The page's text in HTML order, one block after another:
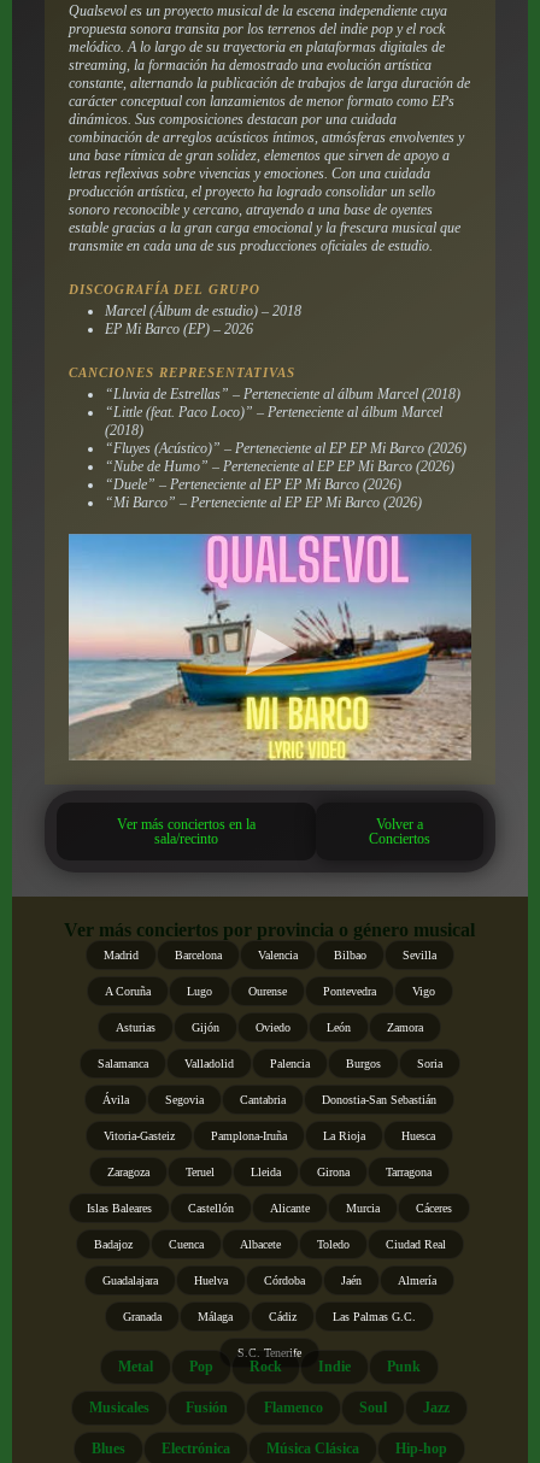
Qualsevol es un proyecto musical de la escena independiente cuya
propuesta sonora transita por los terrenos del indie pop y el rock
melódico. A lo largo de su trayectoria en plataformas digitales de
streaming, la formación ha demostrado una evolución artística
constante, alternando la publicación de trabajos de larga duración de
carácter conceptual con lanzamientos de menor formato como EPs
dinámicos. Sus composiciones destacan por una cuidada
combinación de arreglos acústicos íntimos, atmósferas envolventes y
una base rítmica de gran solidez, elementos que sirven de apoyo a
letras reflexivas sobre vivencias y emociones. Con una cuidada
producción artística, el proyecto ha logrado consolidar un sello
sonoro reconocible y cercano, atrayendo a una base de oyentes
estable gracias a la gran carga emocional y la frescura musical que
transmite en cada una de sus producciones oficiales de estudio.
DISCOGRAFÍA DEL GRUPO
Marcel(Álbum de estudio) – 2018
EP Mi Barco(EP) – 2026
CANCIONES REPRESENTATIVAS
“Lluvia de Estrellas” – Perteneciente al álbum Marcel(2018)
“Little (feat. Paco Loco)” – Perteneciente al álbum Marcel
(2018)
“Fluyes (Acústico)” – Perteneciente al EP EP Mi Barco(2026)
“Nube de Humo” – Perteneciente al EP EP Mi Barco(2026)
“Duele” – Perteneciente al EP EP Mi Barco(2026)
“Mi Barco” – Perteneciente al EP EP Mi Barco(2026)
Ver más conciertos en la
sala/recinto
Volver a
Conciertos
Ver más conciertos por provincia o género musical
Madrid Barcelona Valencia Bilbao Sevilla
A Coruña Lugo Ourense Pontevedra Vigo
Asturias Gijón Oviedo León Zamora
Salamanca Valladolid Palencia Burgos Soria
Ávila Segovia Cantabria Donostia-San Sebastián
Vitoria-Gasteiz Pamplona-Iruña La Rioja Huesca
Zaragoza Teruel Lleida Girona Tarragona
Islas Baleares Castellón Alicante Murcia Cáceres
Badajoz Cuenca Albacete Toledo Ciudad Real
Guadalajara Huelva Córdoba Jaén Almería
Granada Málaga Cádiz Las Palmas G.C.
S.C. Tenerife
Metal Pop Rock Indie Punk
Musicales Fusión Flamenco Soul Jazz
Blues Electrónica Música Clásica Hip-hop